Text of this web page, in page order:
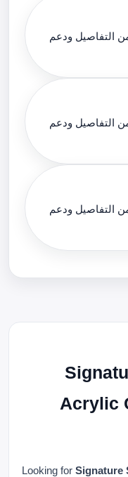
التفاصيل ودعم
التفاصيل ودعم
التفاصيل ودعم
Acrylic
Looking for Signature